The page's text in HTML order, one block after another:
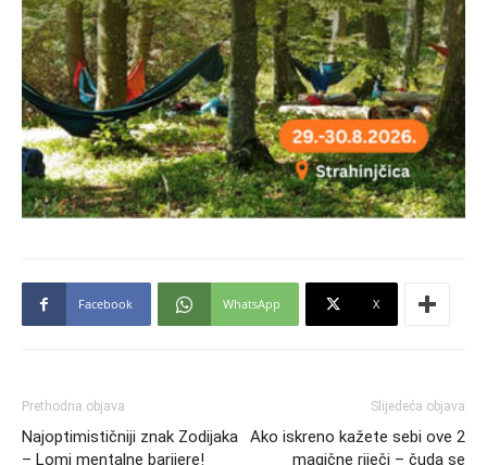
Facebook WhatsApp X
Prethodna objava
Najoptimističniji znak Zodijaka
– Lomi mentalne barijere!
Slijedeća objava
Ako iskreno kažete sebi ove 2
magične riječi – čuda se